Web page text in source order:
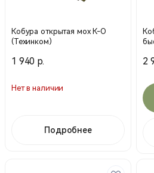
Кобура открытая мох К-О
(Техинком)
1 940 р.
Нет в наличии
Подробнее
2